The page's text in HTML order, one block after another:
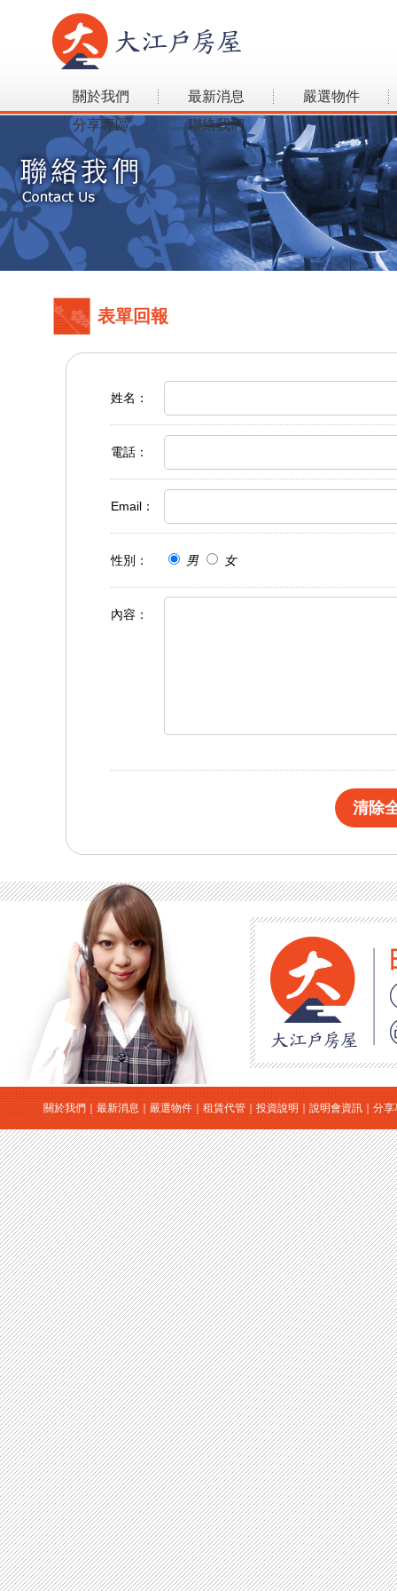
關於我們 最新消息
嚴選物件
分享專區
聯絡我們
表單回報
姓名 ：
電話 ：
Email ：
性別 ： 男 女
內容 ：
清除
關於我們 最新消息 嚴選物件 租賃代管 投資說明 說明會資訊 分享
日本房地產
｜
日本買房
｜
日本購屋
｜
日本投資
｜
大江戶房屋有限公司